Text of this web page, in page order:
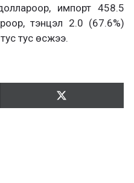
импорт 458.5
тэнцэл 2.0 (67.6%)
тус өсжээ.
Түгээх:
Т